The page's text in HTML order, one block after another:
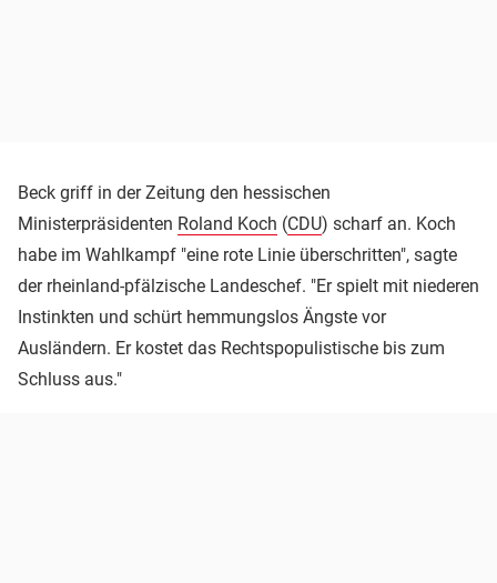
Beck griff in der Zeitung den hessischen
Ministerpräsidenten Roland Koch (CDU) scharf an. Koch
habe im Wahlkampf "eine rote Linie überschritten", sagte
der rheinland-pfälzische Landeschef. "Er spielt mit niederen
Instinkten und schürt hemmungslos Ängste vor
Ausländern. Er kostet das Rechtspopulistische bis zum
Schluss aus."